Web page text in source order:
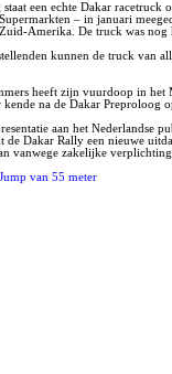
staat een echte Dakar
– in januari
Amerika. De truck was nog
kunnen de truck van
heeft zijn vuurdoop in het
kende na de Dakar Preproloog
aan het Nederlandse
de Dakar Rally een nieuwe
vanwege zakelijke
van 55 meter